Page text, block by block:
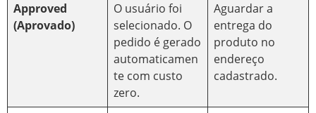
Approved
(Aprovado)
O usuário foi
selecionado. O
pedido é gerado
automaticamen
te com custo
zero.
Aguardar a
entrega do
produto no
endereço
cadastrado.